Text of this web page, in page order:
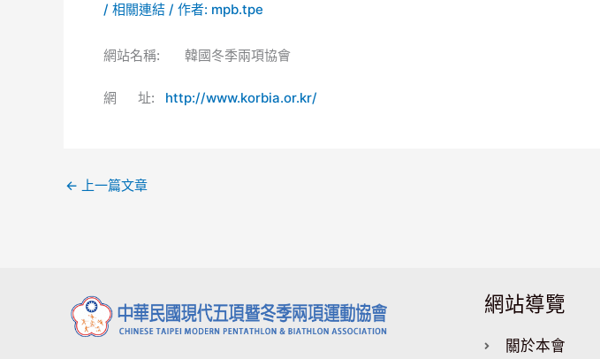
/ 相關連結 / 作者: mpb.tpe
網站名稱: 韓國冬季兩項協會
網 址: http://www.korbia.or.kr/
← 上一篇文章
網站導覽
關於本會